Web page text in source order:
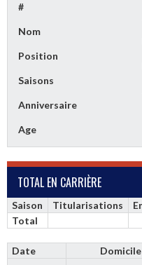
#
Nom
Position
Saisons
Anniversaire
Age
TOTAL EN CARRIÈRE
Saison Titularisations
Total
Date Domicile